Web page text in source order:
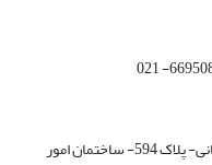
خیابان انقلاب- خیابان قدس- ابتدای خ طالقانی- پلاک 594- ساختمان امور